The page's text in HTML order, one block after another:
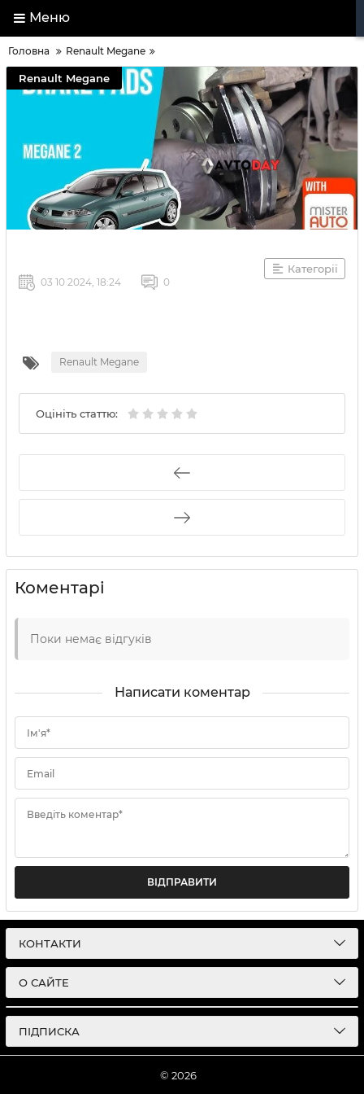
Меню
Головна Renault Megane
Renault Megane
Категорії
03 10 2024, 18:24 0
Renault Megane
Оцініть статтю:
Коментарі
Поки немає відгуків
Написати коментар
Ім'я*
Email
Введіть коментар*
ВІДПРАВИТИ
КОНТАКТИ
О САЙТЕ
ПІДПИСКА
© 2026